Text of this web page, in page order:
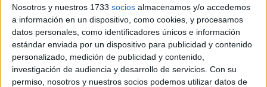
Nosotros y nuestros 1733 socios almacenamos y/o accedemos
a información en un dispositivo, como cookies, y procesamos
datos personales, como identificadores únicos e información
estándar enviada por un dispositivo para publicidad y contenido
personalizado, medición de publicidad y contenido,
investigación de audiencia y desarrollo de servicios. Con su
permiso, nosotros y nuestros socios podemos utilizar datos de
Con unamochila a la espalda ynadando para cruzar de
Marruecos a Ceuta. No llevaba la muda y objetos
personales en su interior como hacen otros inmigrantes,
sino que había buscado bordear el espigón llevando
hachís, casi26 kilos.